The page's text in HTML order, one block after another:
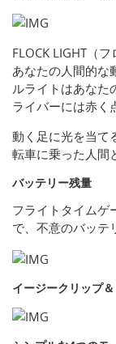
FLOCK LIGHT（
あなたの人間的な
ルライトはあなた
ライバーには赤く
動く足に光を当て
転車に乗った人間
バッテリー残量
フライトタイムゲ
で、不意のバッテ
イージークリップ